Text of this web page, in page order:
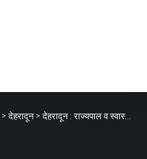
>देहरादून>देहरादून : राज्यपाल व स्वास्थ्य मंत्री ने टीबी मुक्त भारत अभियान में उत्कृष्ट योगदान देने वाले लोगों को किया सम्मानित*